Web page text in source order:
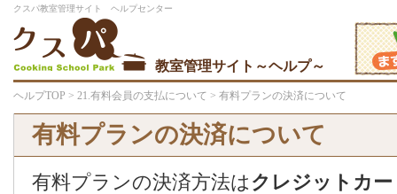
クスパ教室管理サイト ヘルプセンター
教室管理サイト～ヘルプ～
ヘルプTOP > 21.有料会員の支払について > 有料プランの決済について
有料プランの決済について
有料プランの決済方法は クレジットカ